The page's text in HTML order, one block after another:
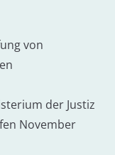
von
der Justiz
November